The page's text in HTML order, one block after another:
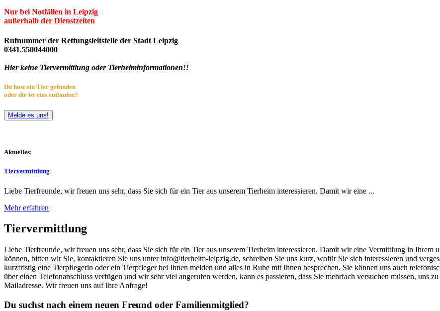
Nur bei Notfällen in Leipzig
außerhalb der Dienstzeiten
Rufnummer der Rettungsleitstelle der Stadt Leipzig
0341.550044000
Hier keine Tiervermittlung oder Tierheiminformationen!!
Du hast ein Tier gefunden
oder dir ist eins entlaufen?
Melde es uns!
Aktuelles:
Tiervermittlung
Liebe Tierfreunde, wir freuen uns sehr, dass Sie sich für ein Tier aus unserem Tierheim interessieren. Damit wir eine ...
Mehr erfahren
Tiervermittlung
Liebe Tierfreunde, wir freuen uns sehr, dass Sie sich für ein Tier aus unserem Tierheim interessieren. Damit wir eine Vermittlung in Ihrem
können, bitten wir Sie, kontaktieren Sie uns unter info@tierheim-leipzig.de, schreiben Sie uns kurz, wofür Sie sich interessieren und
kurzfristig eine Tierpflegerin oder ein Tierpfleger bei Ihnen melden und alles in Ruhe mit Ihnen besprechen. Sie können uns auch
über einen Telefonanschluss verfügen und wir sehr viel angerufen werden, kann es passieren, dass Sie mehrfach versuchen müssen, uns
Mailadresse. Wir freuen uns auf Ihre Anfrage!
Du suchst nach einem neuen Freund oder Familienmitglied?